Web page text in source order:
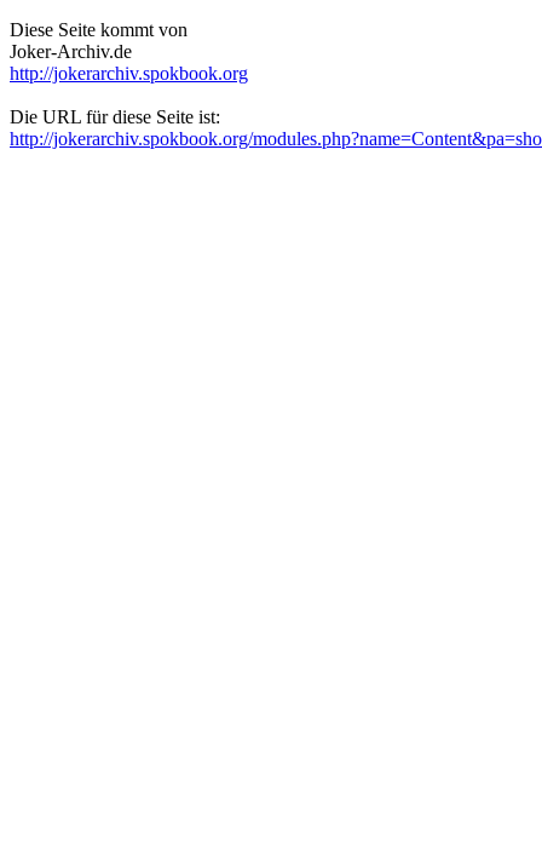
Diese Seite kommt von
Joker-Archiv.de
http://jokerarchiv.spokbook.org
Die URL für diese Seite ist:
http://jokerarchiv.spokbook.org/